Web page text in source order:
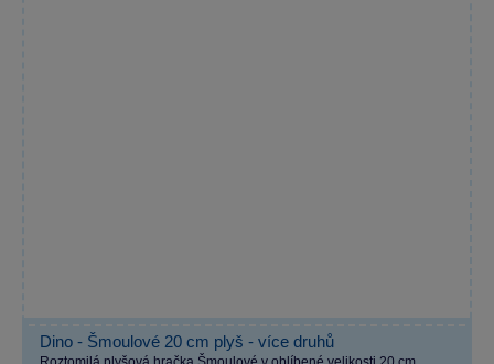
Dino - Šmoulové 20 cm plyš - více druhů